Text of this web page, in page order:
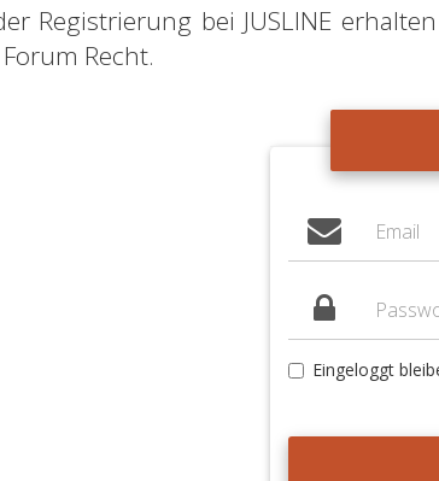
Registrierung bei JUSLINE
Recht.
Eingeloggt